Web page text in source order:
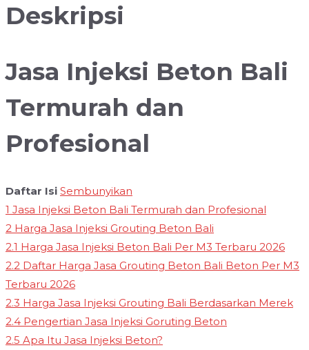
Deskripsi
Jasa Injeksi Beton Bali
Termurah dan
Profesional
Daftar Isi Sembunyikan
1 Jasa Injeksi Beton Bali Termurah dan Profesional
2 Harga Jasa Injeksi Grouting Beton Bali
2.1 Harga Jasa Injeksi Beton Bali Per M3 Terbaru 2026
2.2 Daftar Harga Jasa Grouting Beton Bali Beton Per M3
Terbaru 2026
2.3 Harga Jasa Injeksi Grouting Bali Berdasarkan Merek
2.4 Pengertian Jasa Injeksi Goruting Beton
2.5 Apa Itu Jasa Injeksi Beton?